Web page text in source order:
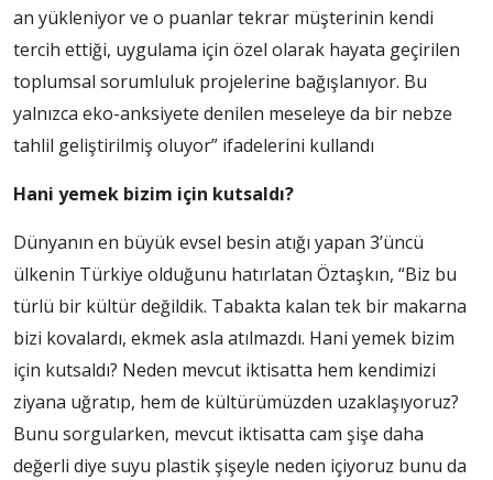
an yükleniyor ve o puanlar tekrar müşterinin kendi
tercih ettiği, uygulama için özel olarak ha­yata geçirilen
toplumsal sorumlu­luk projelerine bağışlanıyor. Bu
yalnızca eko-anksiyete deni­len meseleye da bir nebze
tahlil geliştirilmiş oluyor” ifadeleri­ni kullandı
Hani yemek bizim için kutsaldı?
Dünyanın en büyük evsel besin atığı yapan 3’üncü
ülkenin Türkiye olduğunu hatırlatan Öztaşkın, “Biz bu
türlü bir kültür değildik. Tabakta kalan tek bir makarna
bizi kovalardı, ekmek asla atılmazdı. Hani yemek bizim
için kutsaldı? Neden mevcut iktisatta hem kendimizi
ziyana uğratıp, hem de kültürümüzden uzaklaşıyoruz?
Bunu sorgularken, mevcut iktisatta cam şişe daha
değerli diye suyu plastik şişeyle neden içiyoruz bunu da